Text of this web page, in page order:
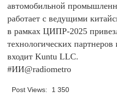
автомобильной
работает с ведущими
в рамках ЦИПР-2025
технологических
входит Kuntu LLC.
#ИИ@radiometro
Post Views: 1 350